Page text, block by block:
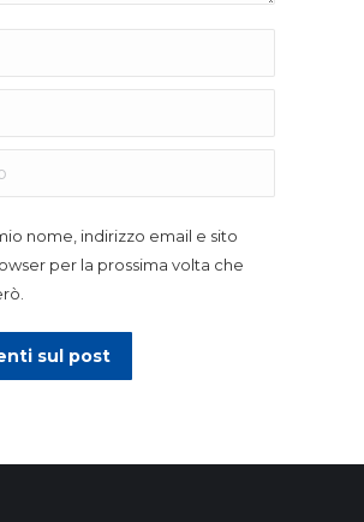
nome, indirizzo email e sito
per la prossima volta che
sul post